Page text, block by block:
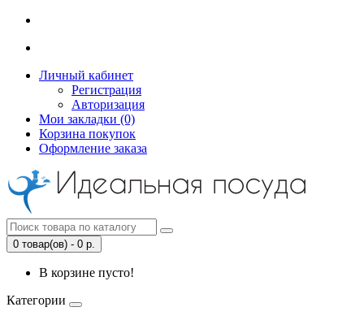
Личный кабинет
Регистрация
Авторизация
Мои закладки (0)
Корзина покупок
Оформление заказа
0 товар(ов) - 0 р.
В корзине пусто!
Категории